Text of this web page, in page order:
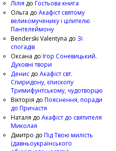
Лілія до Гостьова книга
Ольга до Акафіст святому
великомученику і цілителю
Пантелеймону
Benderski Valentyna до Зі
спогадів
Оксана до Ігор Соневицький.
Духовні твори
Денис до Акафіст свт.
Спиридону, єпископу
Тримифунтському, чудотворцю
Вікторія до Пояснення, поради
до Причастя
Наталя до Акафіст до святителя
Миколая
Дмитро до Під Твою милість
(давньоукраїнського